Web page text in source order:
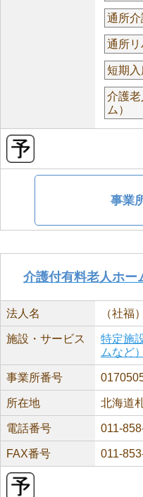
通所介
通所リ
短期入
介護
ム）
事業
介護付有料老人ホー
法人名 （社福
施設・サービス
特定施
ムなど）
事業所番号
所在地 北海道
電話番号 011-
FAX番号 011-